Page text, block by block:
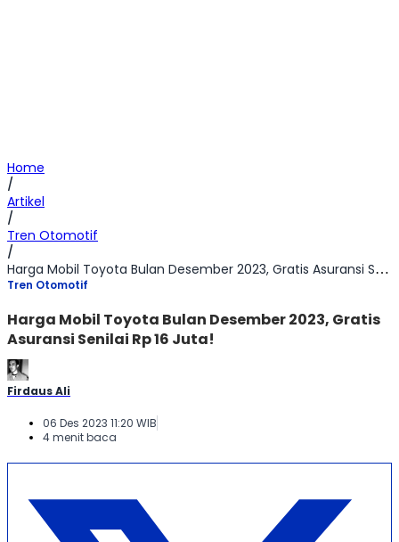
Home
/
Artikel
/
Tren Otomotif
/
Harga Mobil Toyota Bulan Desember 2023, Gratis Asuransi Senilai Rp 16 Juta!
Tren Otomotif
Harga Mobil Toyota Bulan Desember 2023, Gratis
Asuransi Senilai Rp 16 Juta!
Firdaus Ali
06 Des 2023 11:20 WIB
4 menit baca